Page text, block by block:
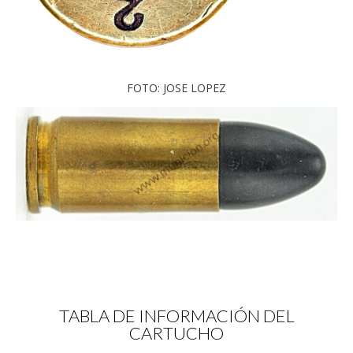
FOTO: JOSE LOPEZ
TABLA DE INFORMACIÓN DEL
CARTUCHO